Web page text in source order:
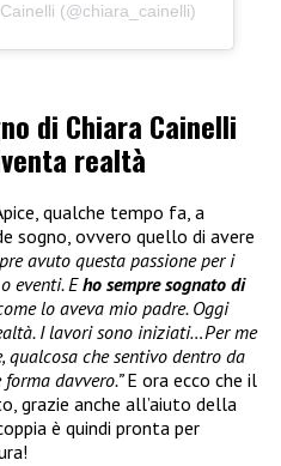
(@chiara_cainelli)
di Chiara Cainelli
realtà
qualche tempo fa, a
sogno, ovvero quello di avere
avuto questa passione per i
eventi. Eho sempre sognato di
lo aveva mio padre. Oggi
I lavori sono iniziati…Per me
qualcosa che sentivo dentro da
davvero.”E ora ecco che il
grazie anche all’aiuto della
è quindi pronta per